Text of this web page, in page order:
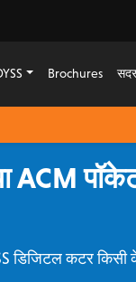
Brochures
ACM
डिजिटल कटर किसी